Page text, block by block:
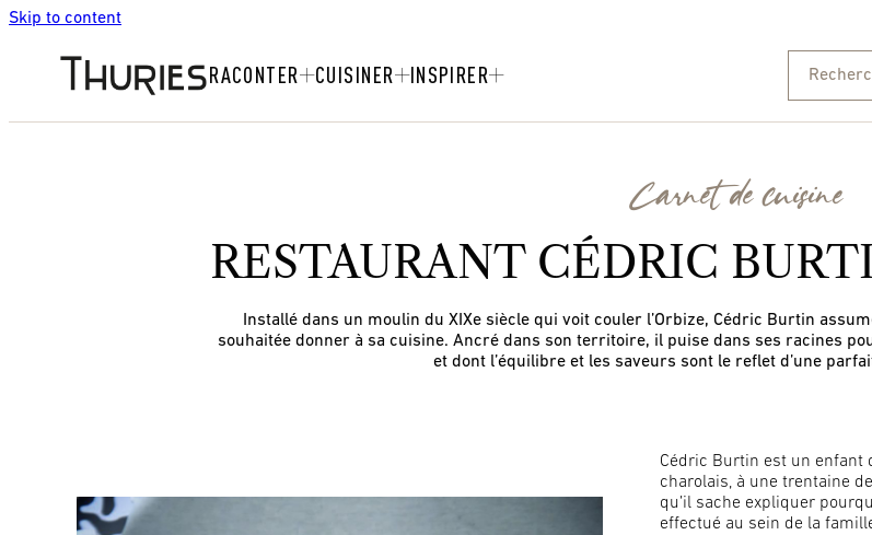
Skip to content
RACONTER CUISINER INSPIRER
Carnet de cuisine
RESTAURANT CÉDRIC
Installé dans un moulin du XIXe siècle qui voit couler l’Orbize, Cédric Burtin
souhaitée donner à sa cuisine. Ancré dans son territoire, il puise dans ses racines
et dont l’équilibre et les saveurs sont le reflet d’une
Cédric Burtin est un enfant
charolais, à une trentaine
qu’il sache expliquer
effectué au sein de la